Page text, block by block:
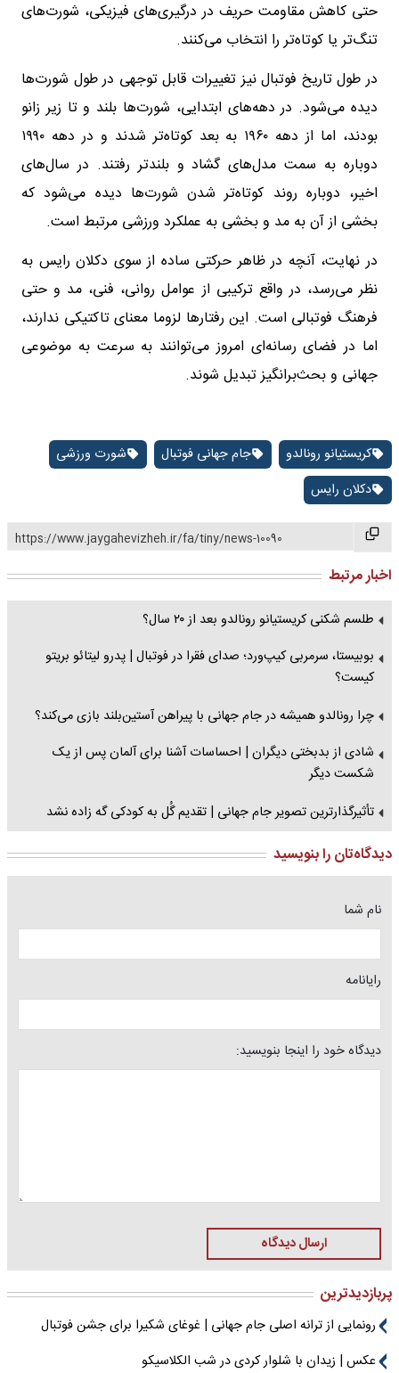
حتی کاهش مقاومت حریف در درگیری‌های فیزیکی، شورت‌های
تنگ‌تر یا کوتاه‌تر را انتخاب می‌کنند.
در طول تاریخ فوتبال نیز تغییرات قابل توجهی در طول شورت‌ها
دیده می‌شود. در دهه‌های ابتدایی، شورت‌ها بلند و تا زیر زانو
بودند، اما از دهه ۱۹۶۰ به بعد کوتاه‌تر شدند و در دهه ۱۹۹۰
دوباره به سمت مدل‌های گشاد و بلندتر رفتند. در سال‌های
اخیر، دوباره روند کوتاه‌تر شدن شورت‌ها دیده می‌شود که
بخشی از آن به مد و بخشی به عملکرد ورزشی مرتبط است.
در نهایت، آنچه در ظاهر حرکتی ساده از سوی دکلان رایس به
نظر می‌رسد، در واقع ترکیبی از عوامل روانی، فنی، مد و حتی
فرهنگ فوتبالی است. این رفتارها لزوما معنای تاکتیکی ندارند،
اما در فضای رسانه‌ای امروز می‌توانند به سرعت به موضوعی
جهانی و بحث‌برانگیز تبدیل شوند.
کریستیانو رونالدو جام جهانی فوتبال
شورت ورزشی
دکلان رایس
https://www.jaygahevizheh.ir/fa/tiny/news-10090
اخبار مرتبط
طلسم شکنی کریستیانو رونالدو بعد از ۲۰ سال؟
بوبیستا، سرمربی کیپ‌ورد؛ صدای فقرا در فوتبال | پدرو لیتائو بریتو
کیست؟
چرا رونالدو همیشه در جام جهانی با پیراهن آستین‌بلند بازی می‌کند؟
شادی از بدبختی دیگران | احساسات آشنا برای آلمان پس از یک
شکست دیگر
تأثیرگذارترین تصویر جام جهانی | تقدیم گُل به کودکی گه زاده نشد
دیدگاه‌تان را بنویسید
نام شما
رایانامه
دیدگاه خود را اینجا بنویسید:
ارسال دیدگاه
پربازدیدترین
رونمایی از ترانه اصلی جام جهانی | غوغای شکیرا برای جشن فوتبال
عکس | زیدان با شلوار کردی در شب الکلاسیکو